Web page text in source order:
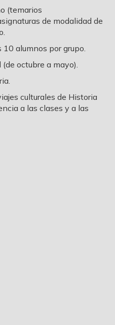
(temarios
de modalidad de
alumnos por grupo.
octubre a mayo).
culturales de Historia
a las clases y a las